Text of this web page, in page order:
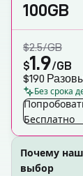
100GB
$2.5/GB
$1.9/GB
$190
Без срока
Бесплатно
Почему
выбор